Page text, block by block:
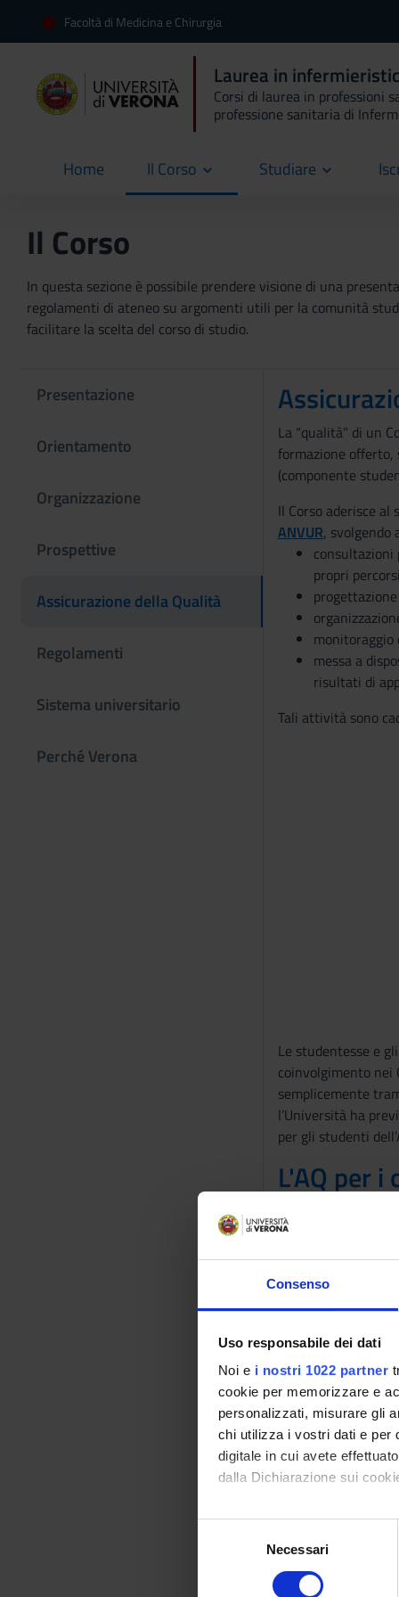
Consenso
Uso responsabile dei dati
Noi e i nostri 1022 partner
cookie per memorizzare e
personalizzati, misurare gli
chi utilizza i vostri dati e per
digitale in cui avete
dalla Dichiarazione sui
Con il tuo consenso,
raccogliere
digitali).
Necessari
Facoltà di Medicina e Chirurgia
Laurea in
Corsi di laurea in professioni
professione sanitaria di
Home
current Il Corso Studiare
Il Corso
In questa sezione è possibile prendere visione di una
regolamenti di ateneo su argomenti utili per la comunità
facilitare la scelta del corso di studio.
Presentazione
Orientamento
Organizzazione
Prospettive
Assicurazione della Qualità
Regolamenti
Sistema universitario
Perché Verona
La “qualità” di un
formazione
(componente
Il Corso aderisce
ANVUR, svolgendo
consultazioni
propri
monitoraggio
messa a
risultati di
Tali attività sono
Le studentesse e
coinvolgimento nei
semplicemente
l’Università ha
per gli studenti
L'AQ per